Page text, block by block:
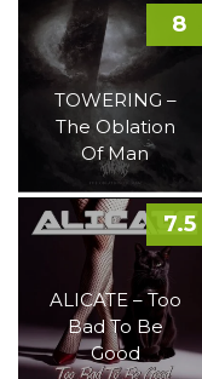
TOWERING –
The Oblation
Of Man
8
ALICATE – Too
Bad To Be
Good
7.5